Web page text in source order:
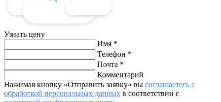
Узнать цену
Имя *
Телефон *
Почта *
Комментарий
Нажимая кнопку «Отправить заявку» вы соглашаетесь с
обработкой персональных данных в соответствии с